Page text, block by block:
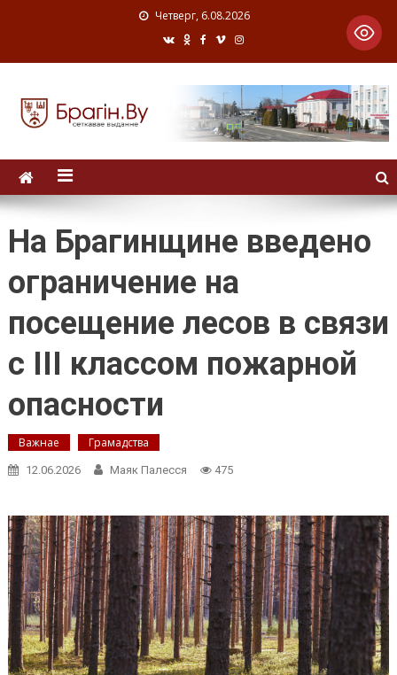
Четверг, 6.08.2026
На Брагинщине введено
ограничение на
посещение лесов в связи
с III классом пожарной
опасности
Важнае Грамадства
12.06.2026 Маяк Палесся 475